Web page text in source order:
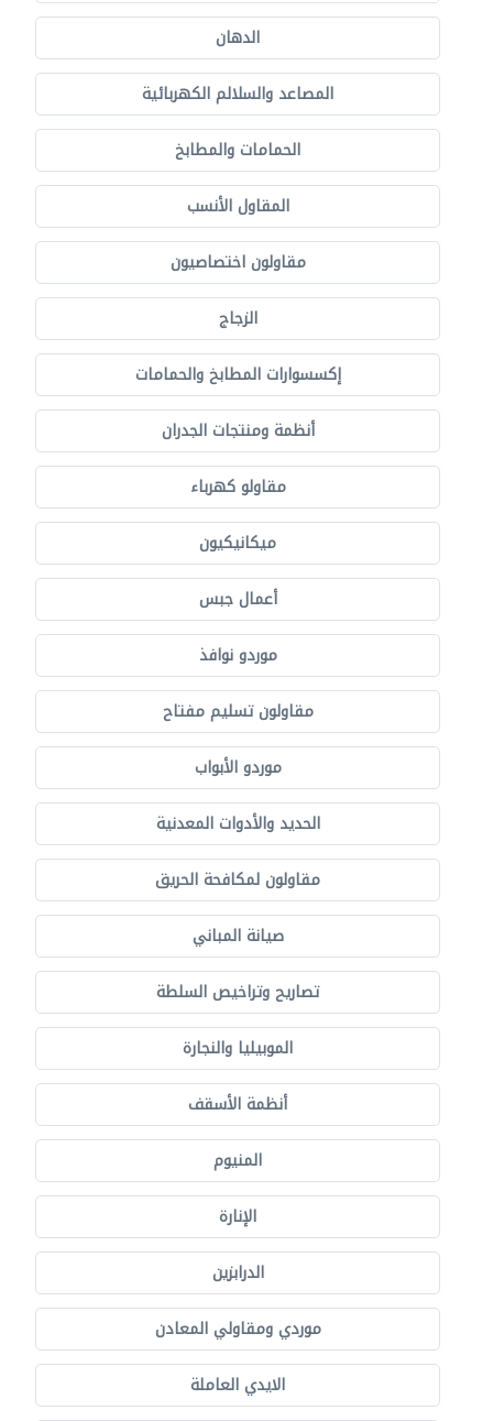
الدهان
المصاعد والسلالم الكهربائية
الحمامات والمطابخ
المقاول الأنسب
مقاولون اختصاصيون
الزجاج
إكسسوارات المطابخ والحمامات
أنظمة ومنتجات الجدران
مقاولو كهرباء
ميكانيكيون
أعمال جبس
موردو نوافذ
مقاولون تسليم مفتاح
موردو الأبواب
الحديد والأدوات المعدنية
مقاولون لمكافحة الحريق
صيانة المباني
تصاريح وتراخيص السلطة
الموبيليا والنجارة
أنظمة الأسقف
المنيوم
الإنارة
الدرابزين
موردي ومقاولي المعادن
الايدي العاملة